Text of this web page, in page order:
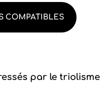
COMPATIBLES
par le triolisme